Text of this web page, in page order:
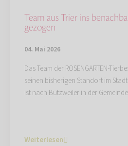
Team aus Trier ins
gezogen
04. Mai 2026
Das Team der ROSENGARTEN-
seinen bisherigen Standort im
ist nach Butzweiler in der
Weiterlesen